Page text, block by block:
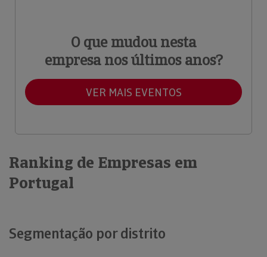
O que mudou nesta
empresa nos últimos anos?
VER MAIS EVENTOS
Ranking de Empresas em
Portugal
Segmentação por distrito